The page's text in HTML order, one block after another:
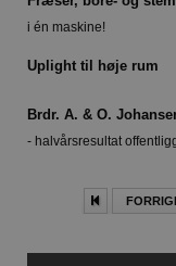
i én maskine!
Uplight til høje rum
Brdr. A. & O.
- halvårsresultat